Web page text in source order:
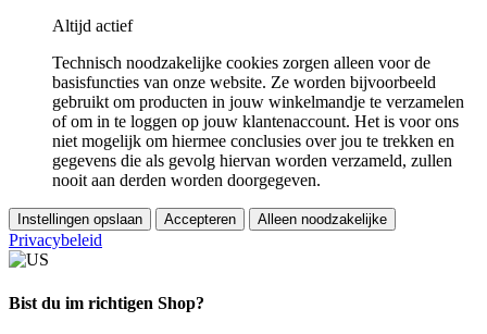
Altijd actief
Technisch noodzakelijke cookies zorgen alleen voor de
basisfuncties van onze website. Ze worden bijvoorbeeld
gebruikt om producten in jouw winkelmandje te verzamelen
of om in te loggen op jouw klantenaccount. Het is voor ons
niet mogelijk om hiermee conclusies over jou te trekken en
gegevens die als gevolg hiervan worden verzameld, zullen
nooit aan derden worden doorgegeven.
Instellingen opslaan Accepteren Alleen noodzakelijke
Privacybeleid
Bist du im richtigen Shop?